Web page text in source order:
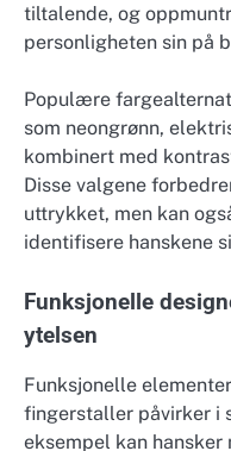
tiltalende, og
personligheten sin på
Populære
som neongrønn,
kombinert med
Disse valgene
uttrykket, men kan
identifisere hanskene
Funksjonelle
ytelsen
Funksjonelle
fingerstaller påvirker i
eksempel kan